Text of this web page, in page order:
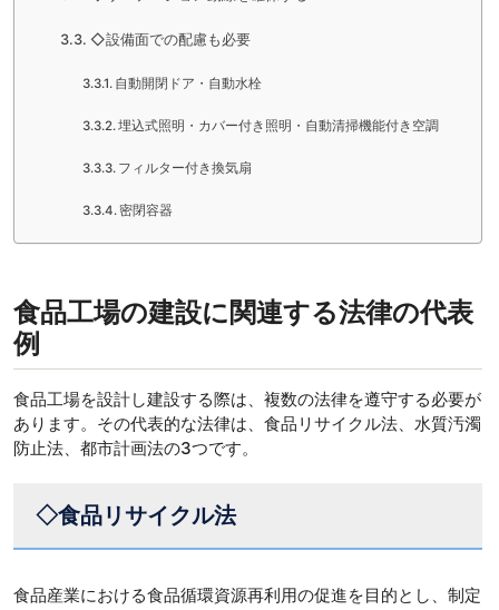
◇設備面での配慮も必要
自動開閉ドア・自動水栓
埋込式照明・カバー付き照明・自動清掃機能付き空調
フィルター付き換気扇
密閉容器
食品工場の建設に関連する法律の代表
例
食品工場を設計し建設する際は、複数の法律を遵守する必要が
あります。その代表的な法律は、食品リサイクル法、水質汚濁
防止法、都市計画法の3つです。
◇食品リサイクル法
食品産業における食品循環資源再利用の促進を目的とし、制定